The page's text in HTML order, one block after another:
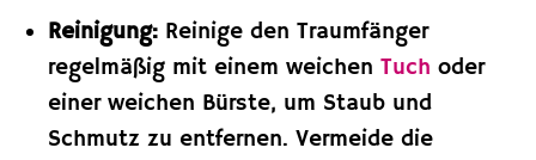
Reinigung:Reinige den Traumfänger
regelmäßig mit einem weichen Tuch oder
einer weichen Bürste, um Staub und
Schmutz zu entfernen. Vermeide die